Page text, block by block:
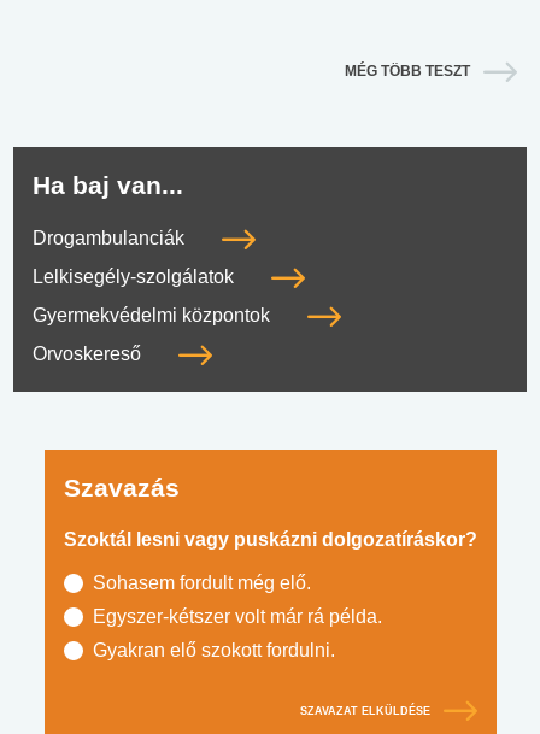
MÉG TÖBB TESZT
Ha baj van...
Drogambulanciák
Lelkisegély-szolgálatok
Gyermekvédelmi központok
Orvoskereső
Szavazás
Szoktál lesni vagy puskázni dolgozatíráskor?
Sohasem fordult még elő.
Egyszer-kétszer volt már rá példa.
Gyakran elő szokott fordulni.
SZAVAZAT ELKÜLDÉSE